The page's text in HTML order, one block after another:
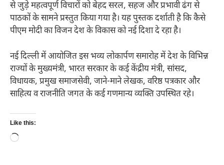
से जुड़े महत्वपूर्ण विचारों को बेहद सरल, सहज और प्रभावी ढंग से
पाठकों के सामने प्रस्तुत किया गया है। यह पुस्तक दर्शाती है कि कैसे
पीएम मोदी का विजन देश के विकास को नई दिशा दे रहा है।
नई दिल्ली में आयोजित इस भव्य लोकार्पण समारोह में देश के विभिन्न
राज्यों के मुख्यमंत्री, भारत सरकार के कई केंद्रीय मंत्री, सांसद,
विधायक, प्रमुख समाजसेवी, जाने-माने लेखक, वरिष्ठ पत्रकार और
साहित्य व राजनीति जगत के कई गणमान्य व्यक्ति उपस्थित रहे।
Like this:
Loading…